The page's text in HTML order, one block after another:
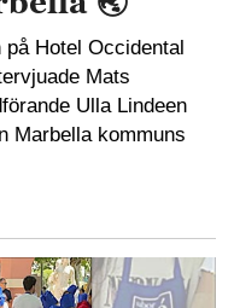
Hotel Occidental
Mats
Ulla Lindeen
Marbella kommuns